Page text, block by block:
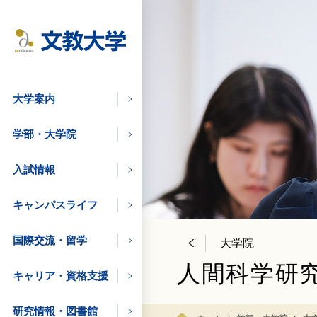
大学案内
学部・大学院
入試情報
キャンパスライフ
国際交流・留学
キャリア・資格支援
研究情報・図書館
びたい方
大学院
人間科学研